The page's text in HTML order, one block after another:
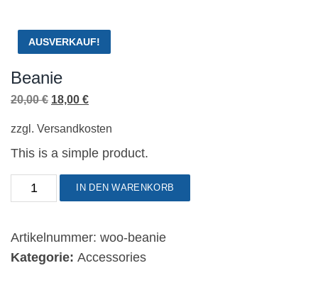
AUSVERKAUF!
Beanie
20,00€ Ursprünglicher
war:
20,00 €
18,00 €Aktueller
ist:
18,00 €.
zzgl. Versandkosten
This is a simple product.
Beanie
IN DEN WARENKORB
Artikelnummer: woo-beanie
Kategorie: Accessories